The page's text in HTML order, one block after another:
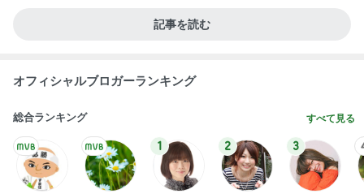
記事を読む
オフィシャルブロガーランキング
総合ランキング すべて見る
1 2 3